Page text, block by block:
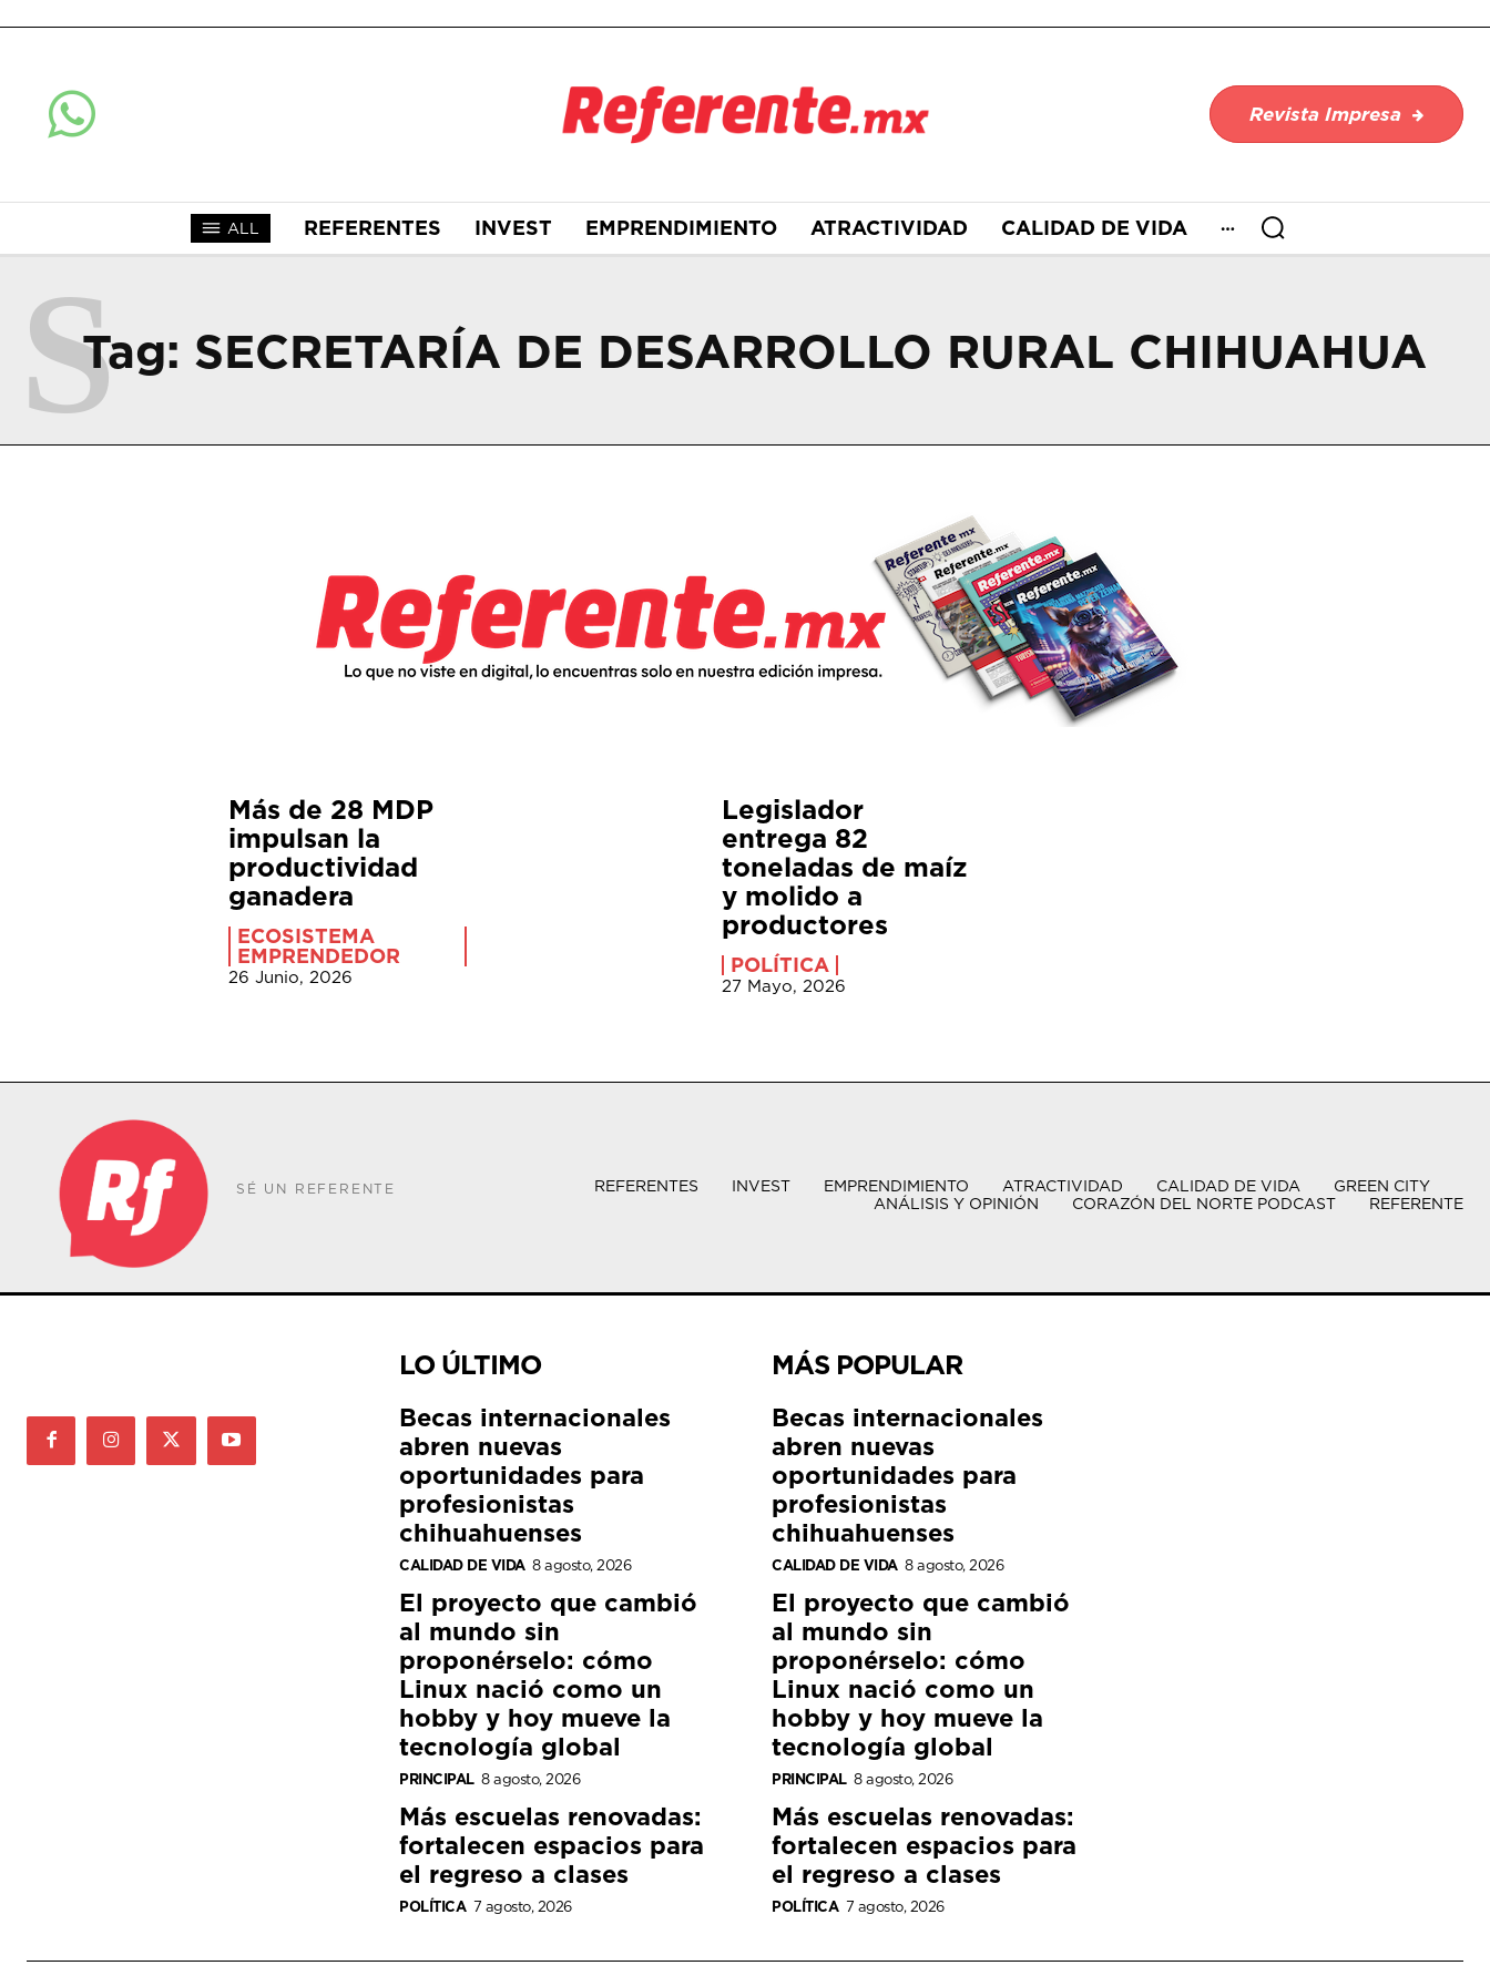
Revista Impresa
ALL REFERENTES INVEST EMPRENDIMIENTO ATRACTIVIDAD CALIDAD DE VIDA
Tag: SECRETARÍA DE DESARROLLO RURAL CHIHUAHUA
S
Más de 28 MDP
impulsan la
productividad
ganadera
ECOSISTEMA
EMPRENDEDOR
26 Junio, 2026
Legislador
entrega 82
toneladas de maíz
y molido a
productores
POLÍTICA
27 Mayo, 2026
SÉ UN REFERENTE REFERENTES INVEST EMPRENDIMIENTO ATRACTIVIDAD CALIDAD DE VIDA
GREEN CITY
ANÁLISIS Y OPINIÓN
CORAZÓN DEL NORTE PODCAST REFERENTE
LO ÚLTIMO
Becas internacionales
abren nuevas
oportunidades para
profesionistas
chihuahuenses
CALIDAD DE VIDA 8 agosto, 2026
El proyecto que cambió
al mundo sin
proponérselo: cómo
Linux nació como un
hobby y hoy mueve la
tecnología global
PRINCIPAL 8 agosto, 2026
Más escuelas renovadas:
fortalecen espacios para
el regreso a clases
POLÍTICA 7 agosto, 2026
MÁS POPULAR
Becas internacionales
abren nuevas
oportunidades para
profesionistas
chihuahuenses
CALIDAD DE VIDA 8 agosto, 2026
El proyecto que cambió
al mundo sin
proponérselo: cómo
Linux nació como un
hobby y hoy mueve la
tecnología global
PRINCIPAL 8 agosto, 2026
Más escuelas renovadas:
fortalecen espacios para
el regreso a clases
POLÍTICA 7 agosto, 2026